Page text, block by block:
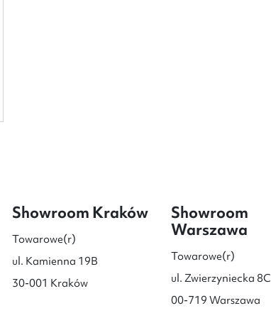
Showroom Kraków
Towarowe(r)
ul. Kamienna 19B
30-001 Kraków
Showroom
Warszawa
Towarowe(r)
ul. Zwierzyniecka 8C
00-719 Warszawa